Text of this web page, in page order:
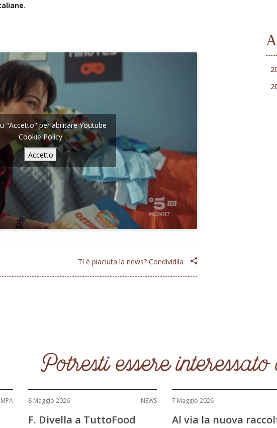
.
"Accetto" per abilitare Youtube
Cookie Policy
Accetto
Ti è piaciuta la news? Condividila
Potresti essere
8 Maggio 2026 NEWS
F. Divella a TuttoFood
7 Maggio 2026
Al via la nuova